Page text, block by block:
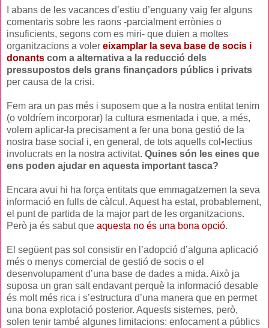
I abans de les vacances d’estiu d’enguany vaig fer alguns
comentaris sobre les raons -parcialment errònies o
insuficients, segons com es miri- que duien a moltes
organitzacions a voler eixamplar la seva base de socis i
donants com a alternativa a la reducció dels
pressupostos dels grans finançadors públics i privats
per causa de la crisi.
Fem ara un pas més i suposem que a la nostra entitat tenim
(o voldríem incorporar) la cultura esmentada i que, a més,
volem aplicar-la precisament a fer una bona gestió de la
nostra base social i, en general, de tots aquells col•lectius
involucrats en la nostra activitat. Quines són les eines que
ens poden ajudar en aquesta important tasca?
Encara avui hi ha força entitats que emmagatzemen la seva
informació en fulls de càlcul. Aquest ha estat, probablement,
el punt de partida de la major part de les organitzacions.
Però ja és sabut que aquesta no és una bona opció.
El següent pas sol consistir en l’adopció d’alguna aplicació
més o menys comercial de gestió de socis o el
desenvolupament d’una base de dades a mida. Això ja
suposa un gran salt endavant perquè la informació desable
és molt més rica i s’estructura d’una manera que en permet
una bona explotació posterior. Aquests sistemes, però,
solen tenir també algunes limitacions: enfocament a públics